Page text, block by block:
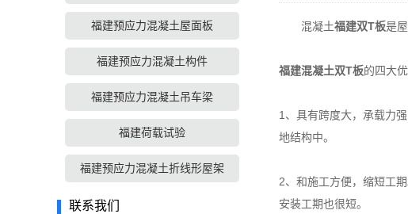
福建预应力混凝土屋面板
福建预应力混凝土构件
福建预应力混凝土吊车梁
福建荷载试验
福建预应力混凝土折线形屋架
联系我们
混凝土福建双T板是
福建混凝土双T板的四大优
1、具有跨度大，承载力
地结构中。
2、和施工方便，缩短工
安装工期也很短。